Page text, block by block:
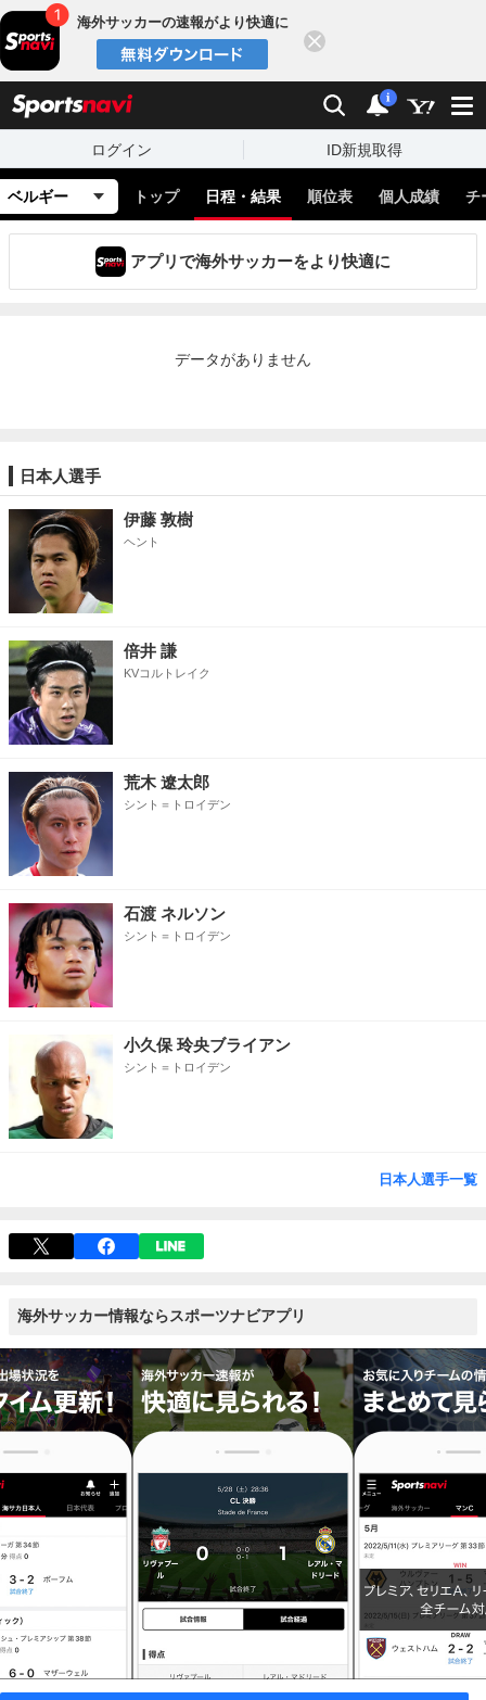
海外サッカーの速報がより快適に
検索 通知
i
ログイン ID新規取得
ベルギー トップ 日程・結果 順位表 個人成績 チ
アプリで海外サッカーをより快適に
データがありません
日本人選手
伊藤 敦樹
ヘント
倍井 謙
KVコルトレイク
荒木 遼太郎
シント＝トロイデン
石渡 ネルソン
シント＝トロイデン
小久保 玲央ブライアン
シント＝トロイデン
日本人選手一覧
海外サッカー情報ならスポーツナビアプリ